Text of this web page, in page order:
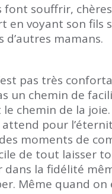
font souffrir,
en voyant son fils
mamans.
pas très
un chemin de
le chemin de la
pour
moments de
de tout laisser
la fidélité
Même quand